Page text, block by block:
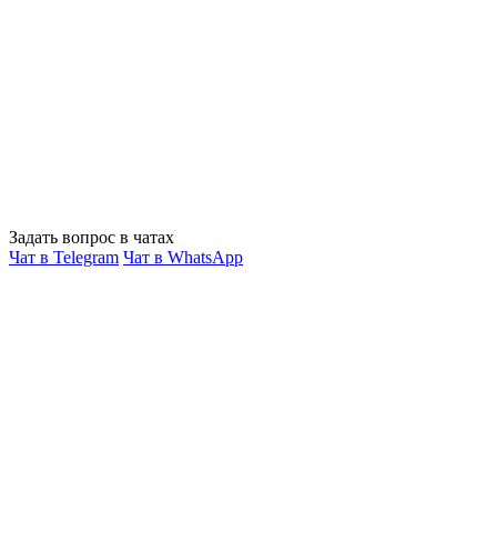
Задать вопрос в чатах
Чат в Telegram Чат в WhatsApp